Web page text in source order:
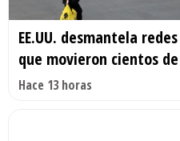
EE.UU. desmantela
que movieron cientos
Hace 13 horas